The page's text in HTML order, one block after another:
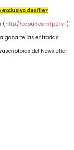
exclusivo desfile?
(http://eepurl.com/p2TvT)
ganarte las entradas.
del Newsletter